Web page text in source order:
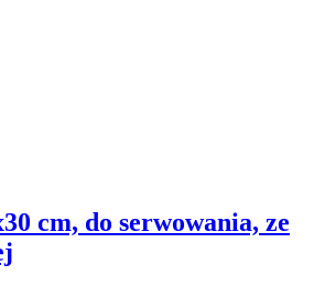
cm, do serwowania, ze